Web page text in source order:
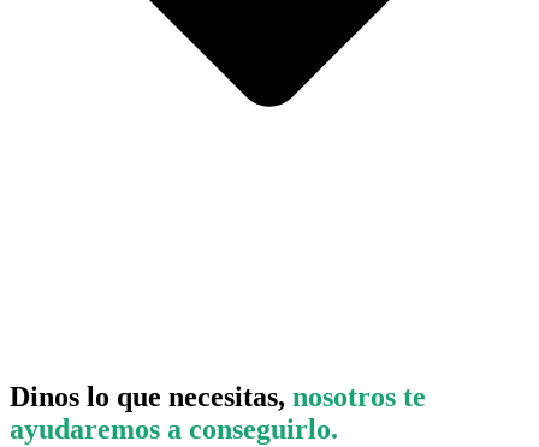
Dinos lo que necesitas, nosotros te
ayudaremos a conseguirlo.